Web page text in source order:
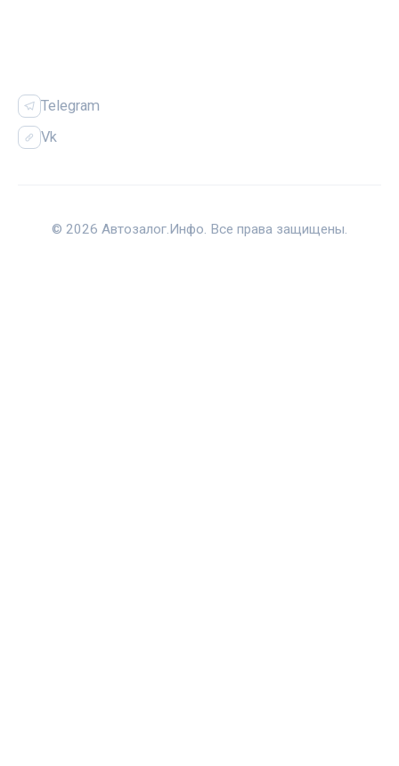
Telegram
Vk
© 2026 Автозалог.Инфо. Все права защищены.